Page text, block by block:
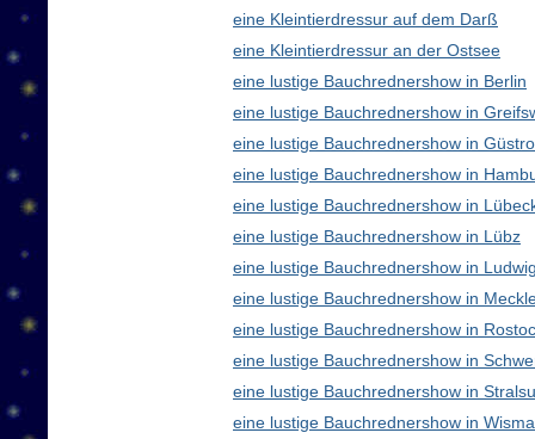
eine Kleintierdressur auf dem Darß
eine Kleintierdressur an der Ostsee
eine lustige Bauchrednershow in Berlin
eine lustige Bauchrednershow in
eine lustige Bauchrednershow in
eine lustige Bauchrednershow in
eine lustige Bauchrednershow in
eine lustige Bauchrednershow in Lübz
eine lustige Bauchrednershow in
eine lustige Bauchrednershow in
eine lustige Bauchrednershow in
eine lustige Bauchrednershow in
eine lustige Bauchrednershow in
eine lustige Bauchrednershow in